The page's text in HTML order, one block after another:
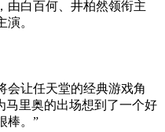
由白百何、井柏然领衔主
。
会让任天堂的经典游戏角
马里奥的出场想到了一个好
棒。”